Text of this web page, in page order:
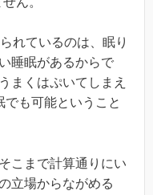
れているのは、眠り
睡眠があるからで
まくはぷいてしまえ
も可能ということ
こまで計算通りにい
立場からながめる